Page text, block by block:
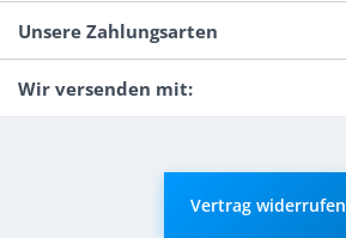
Unsere Zahlungsarten
Wir versenden mit:
Vertrag widerrufen